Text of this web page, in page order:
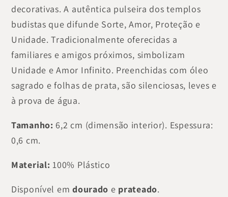
decorativas. A autêntica pulseira dos templos
budistas que difunde Sorte, Amor, Proteção e
Unidade. Tradicionalmente oferecidas a
familiares e amigos próximos, simbolizam
Unidade e Amor Infinito. Preenchidas com óleo
sagrado e folhas de prata, são silenciosas, leves e
à prova de água.
Tamanho: 6,2 cm (dimensão interior). Espessura:
0,6 cm.
Material: 100% Plástico
Disponível emdourado e prateado.